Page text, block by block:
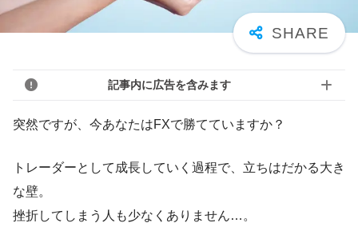
記事内に広告を含みます
突然ですが、今あなたはFXで勝てていますか？
トレーダーとして成長していく過程で、立ちはだかる大き
な壁。
挫折してしまう人も少なくありません…。